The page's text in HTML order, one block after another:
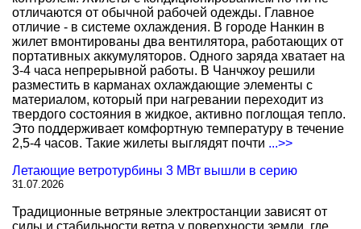
отличаются от обычной рабочей одежды. Главное
отличие - в системе охлаждения. В городе Нанкин в
жилет вмонтированы два вентилятора, работающих от
портативных аккумуляторов. Одного заряда хватает на
3-4 часа непрерывной работы. В Чанчжоу решили
разместить в карманах охлаждающие элементы с
материалом, который при нагревании переходит из
твердого состояния в жидкое, активно поглощая тепло.
Это поддерживает комфортную температуру в течение
2,5-4 часов. Такие жилеты выглядят почти ...>>
Летающие ветротурбины 3 МВт вышли в серию
31.07.2026
Традиционные ветряные электростанции зависят от
силы и стабильности ветра у поверхности земли, где